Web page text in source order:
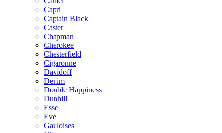
Capri
Captain Black
Caster
Chapman
Cherokee
Chesterfield
Cigaronne
Davidoff
Denim
Double Happiness
Dunhill
Esse
Eve
Gauloises